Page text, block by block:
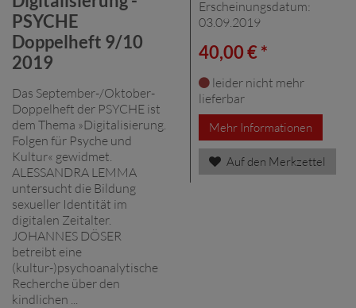
PSYCHE
Doppelheft 9/10
2019
Das September-/Oktober-
Doppelheft der PSYCHE ist
dem Thema »Digitalisierung.
Folgen für Psyche und
Kultur« gewidmet.
ALESSANDRA LEMMA
untersucht die Bildung
sexueller Identität im
digitalen Zeitalter.
JOHANNES DÖSER
betreibt eine
(kultur-)psychoanalytische
Recherche über den
kindlichen ...
Erscheinungsdatum:
03.09.2019
40,00 € *
leider nicht mehr
lieferbar
Mehr Informationen
Auf den Merkzettel